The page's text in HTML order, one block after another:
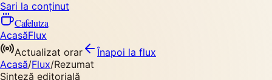
Sari la conținut
Cafelutza
AcasăFlux
Actualizat orar
Înapoi la flux
Acasă/Flux/Rezumat
Sinteză editorială